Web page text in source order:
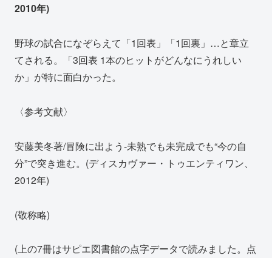
2010年)
野球の試合になぞらえて「1回表」「1回裏」…と章立
てされる。「3回表 1本のヒットがどんなにうれしい
か」が特に面白かった。
〈参考文献〉
安藤美冬著/冒険に出よう‐未熟でも未完成でも“今の自
分”で突き進む。(ディスカヴァー・トゥエンティワン、
2012年)
(敬称略)
(上の7冊はサピエ図書館の点字データで読みました。点